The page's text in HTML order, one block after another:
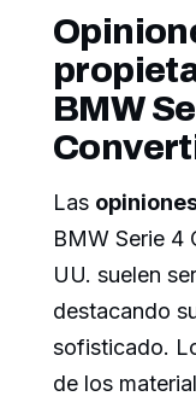
BMW
Las
BMW Serie 4
UU. suelen
destacando
sofisticado.
de los